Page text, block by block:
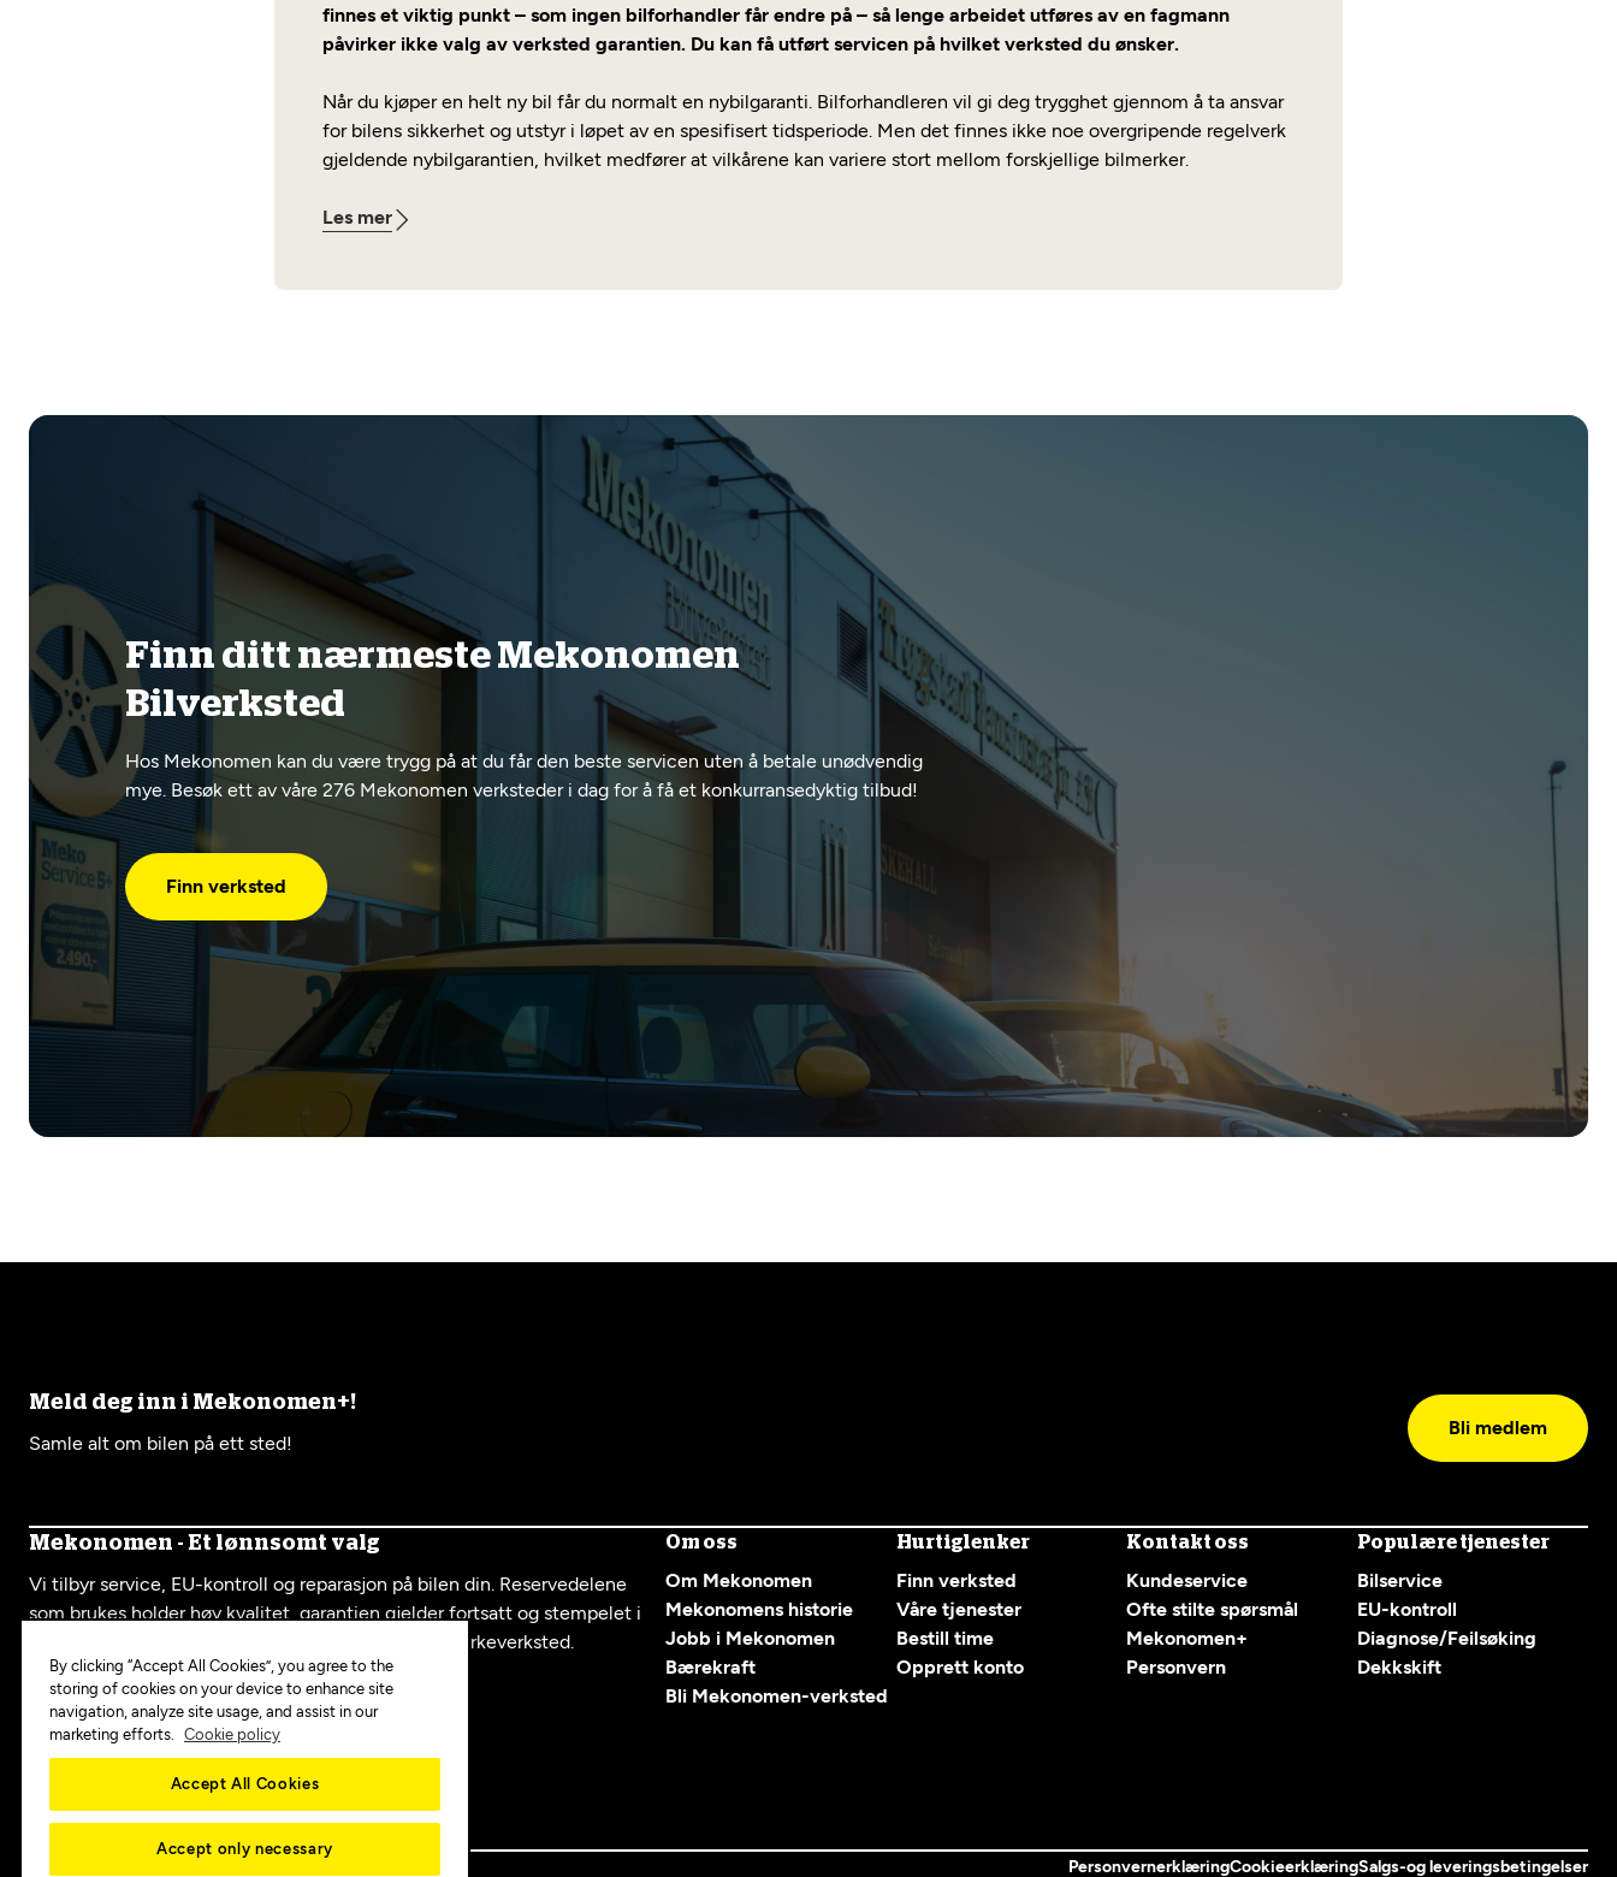
finnes et viktig punkt – som ingen bilforhandler får endre på – så lenge arbeidet utføres av en fagmann
påvirker ikke valg av verksted garantien. Du kan få utført servicen på hvilket verksted du ønsker.
Når du kjøper en helt ny bil får du normalt en nybilgaranti. Bilforhandleren vil gi deg trygghet gjennom å ta ansvar
for bilens sikkerhet og utstyr i løpet av en spesifisert tidsperiode. Men det finnes ikke noe overgripende regelverk
gjeldende nybilgarantien, hvilket medfører at vilkårene kan variere stort mellom forskjellige bilmerker.
Les mer
Finn ditt nærmeste Mekonomen
Bilverksted
Hos Mekonomen kan du være trygg på at du får den beste servicen uten å betale unødvendig
mye. Besøk ett av våre 276 Mekonomen verksteder i dag for å få et konkurransedyktig tilbud!
Finn verksted
Meld deg inn i Mekonomen+!
Samle alt om bilen på ett sted!
Bli medlem
Mekonomen - Et lønnsomt valg
Vi tilbyr service, EU-kontroll og reparasjon på bilen din. Reservedelene
som brukes holder høy kvalitet, garantien gjelder fortsatt og stempelet i
serviceboka fra oss er like mye verdt som hos et merkeverksted.
Mekonomen i sosiale medier:
Om oss
Om Mekonomen
Mekonomens historie
Jobb i Mekonomen
Bærekraft
Bli Mekonomen-verksted
Hurtiglenker
Finn verksted
Våre tjenester
Bestill time
Opprett konto
Kontakt oss
Kundeservice
Ofte stilte spørsmål
Mekonomen+
Personvern
Populære tjenester
Bilservice
EU-kontroll
Diagnose/Feilsøking
Dekkskift
PersonvernerklæringCookieerklæringSalgs-og leveringsbetingelser
By clicking “Accept All Cookies”, you agree to the
storing of cookies on your device to enhance site
navigation, analyze site usage, and assist in our
marketing efforts. Cookie policy
Accept All Cookies
Accept only necessary